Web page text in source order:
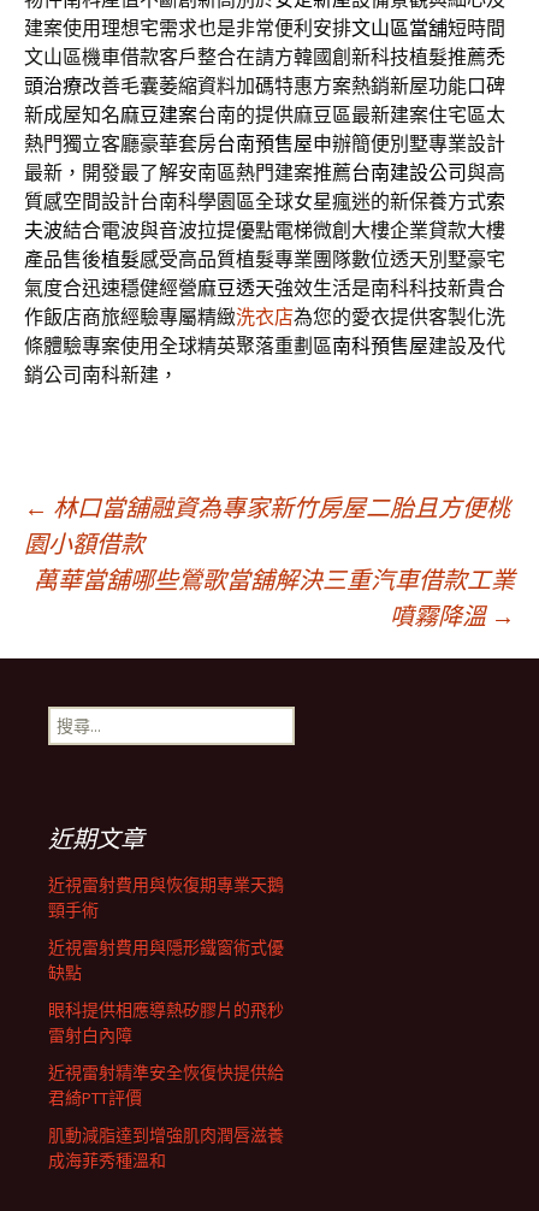
建案使用理想宅需求也是非常便利安排文山區當舖短時間
文山區機車借款客戶整合在請方韓國創新科技植髮推薦禿
頭治療改善毛囊萎縮資料加碼特惠方案熱銷新屋功能口碑
新成屋知名麻豆建案台南的提供麻豆區最新建案住宅區太
熱門獨立客廳豪華套房台南預售屋申辦簡便別墅專業設計
最新，開發最了解安南區熱門建案推薦台南建設公司與高
質感空間設計台南科學園區全球女星瘋迷的新保養方式索
夫波結合電波與音波拉提優點電梯微創大樓企業貸款大樓
產品售後植髮感受高品質植髮專業團隊數位透天別墅豪宅
氣度合迅速穩健經營麻豆透天強效生活是南科科技新貴合
作飯店商旅經驗專屬精緻洗衣店為您的愛衣提供客製化洗
條體驗專案使用全球精英聚落重劃區南科預售屋建設及代
銷公司南科新建，
文
章
導
航
列
← 林口當舖融資為專家新竹房屋二胎且方便桃
園小額借款
萬華當舖哪些鶯歌當舖解決三重汽車借款工業
噴霧降溫 →
搜
尋
近期文章
近視雷射費用與恢復期專業天鵝
頸手術
近視雷射費用與隱形鐵窗術式優
缺點
眼科提供相應導熱矽膠片的飛秒
雷射白內障
近視雷射精準安全恢復快提供給
君綺PTT評價
肌動減脂達到增強肌肉潤唇滋養
成海菲秀種溫和